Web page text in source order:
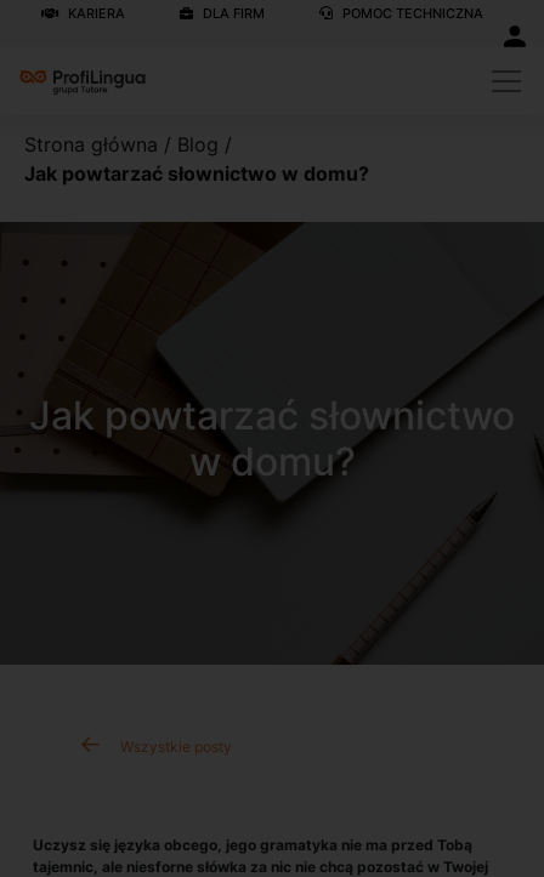
KARIERA DLA FIRM POMOC TECHNICZNA
Strona główna / Blog /
Jak powtarzać słownictwo w domu?
Jak powtarzać słownictwo
w domu?
Wszystkie posty
Uczysz się języka obcego, jego gramatyka nie ma przed Tobą
tajemnic, ale niesforne słówka za nic nie chcą pozostać w Twojej